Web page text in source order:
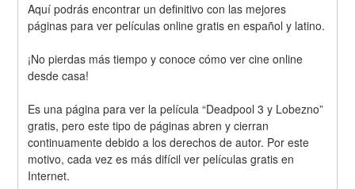
Aquí podrás encontrar un definitivo con las mejores
páginas para ver películas online gratis en español y latino.
¡No pierdas más tiempo y conoce cómo ver cine online
desde casa!
Es una página para ver la película “Deadpool 3 y Lobezno”
gratis, pero este tipo de páginas abren y cierran
continuamente debido a los derechos de autor. Por este
motivo, cada vez es más difícil ver películas gratis en
Internet.